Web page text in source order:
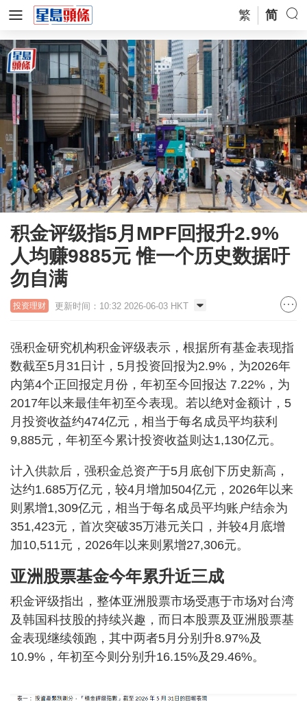
繁 简
积金评级指5月MPF回报升2.9%
人均赚9885元 惟一个历史数据吁
勿自满
投资理财 更新时间：10:32 2026-06-03 HKT
强积金研究机构积金评级表示，根据所有基金表现指
数截至5月31日计，5月投资回报为2.9%，为2026年
内第4个正回报定月份，年初至今回报达 7.22%，为
2017年以来最佳年初至今表现。若以绝对金额计，5
月投资收益约474亿元，相当于每名成员平均获利
9,885元，年初至今累计投资收益则达1,130亿元。
计入供款后，强积金总资产于5月底创下历史新高，
达约1.685万亿元，较4月增加504亿元，2026年以来
则累增1,309亿元，相当于每名成员平均账户结余为
351,423元，首次突破35万港元关口，并较4月底增
加10,511元，2026年以来则累增27,306元。
亚洲股票基金今年累升近三成
积金评级指出，整体亚洲股票市场受惠于市场对台湾
及韩国科技股的持续兴趣，而日本股票及亚洲股票基
金表现继续领跑，其中两者5月分别升8.97%及
10.9%，年初至今则分别升16.15%及29.46%。